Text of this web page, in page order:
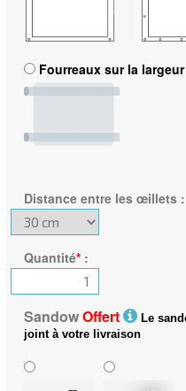
Fourreaux sur la largeur
Distance entre les œillets:
Quantité*:
SandowOffert
Le
joint à votre livraison